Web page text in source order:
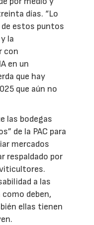
días. “Lo
de estos puntos
la
con
en un
que hay
que aún no
las bodegas
de la PAC para
mercados
respaldado por
a las
como deben,
ellas tienen